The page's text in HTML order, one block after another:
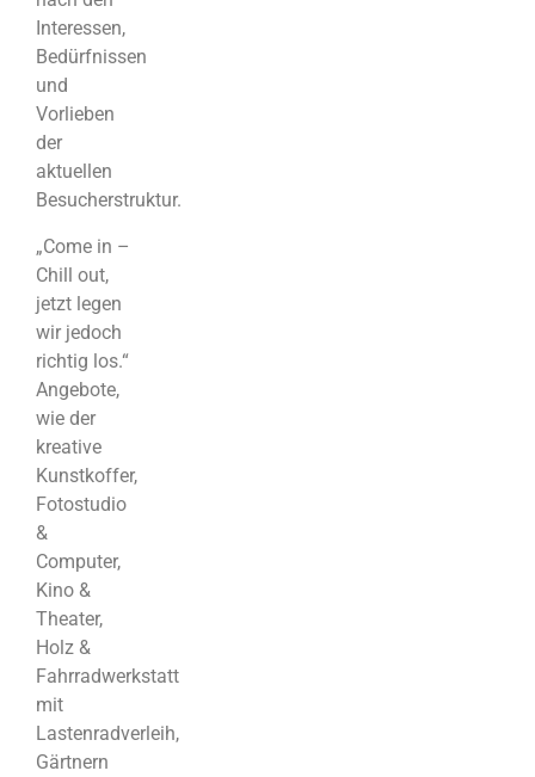
Interessen,
Bedürfnissen
und
Vorlieben
der
aktuellen
Besucherstruktur.
„Come in –
Chill out,
jetzt legen
wir jedoch
richtig los.“
Angebote,
wie der
kreative
Kunstkoffer,
Fotostudio
&
Computer,
Kino &
Theater,
Holz &
Fahrradwerkstatt
mit
Lastenradverleih,
Gärtnern